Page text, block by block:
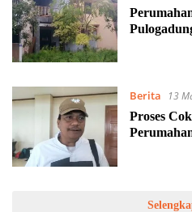
Berita
13
Proses